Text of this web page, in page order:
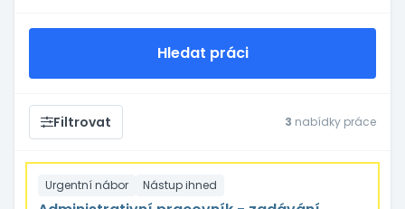
Hledat práci
Filtrovat 3 nabídky práce
Urgentní nábor Nástup ihned